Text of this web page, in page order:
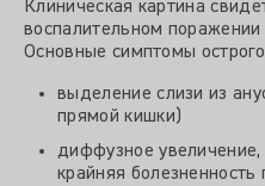
Клиническая картина
воспалительном
Основные симптомы острого
выделение слизи из
прямой кишки)
диффузное увеличение,
крайняя